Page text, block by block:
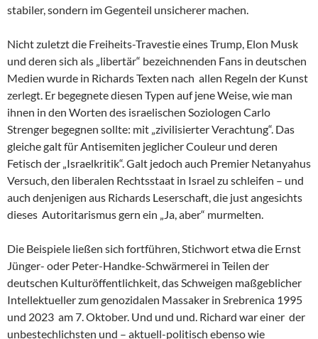
stabiler, sondern im Gegenteil unsicherer machen.
Nicht zuletzt die Freiheits-Travestie eines Trump, Elon Musk
und deren sich als „libertär“ bezeichnenden Fans in deutschen
Medien wurde in Richards Texten nach allen Regeln der Kunst
zerlegt. Er begegnete diesen Typen auf jene Weise, wie man
ihnen in den Worten des israelischen Soziologen Carlo
Strenger begegnen sollte: mit „zivilisierter Verachtung“. Das
gleiche galt für Antisemiten jeglicher Couleur und deren
Fetisch der „Israelkritik“. Galt jedoch auch Premier Netanyahus
Versuch, den liberalen Rechtsstaat in Israel zu schleifen – und
auch denjenigen aus Richards Leserschaft, die just angesichts
dieses Autoritarismus gern ein „Ja, aber“ murmelten.
Die Beispiele ließen sich fortführen, Stichwort etwa die Ernst
Jünger- oder Peter-Handke-Schwärmerei in Teilen der
deutschen Kulturöffentlichkeit, das Schweigen maßgeblicher
Intellektueller zum genozidalen Massaker in Srebrenica 1995
und 2023 am 7. Oktober. Und und und. Richard war einer der
unbestechlichsten und – aktuell-politisch ebenso wie